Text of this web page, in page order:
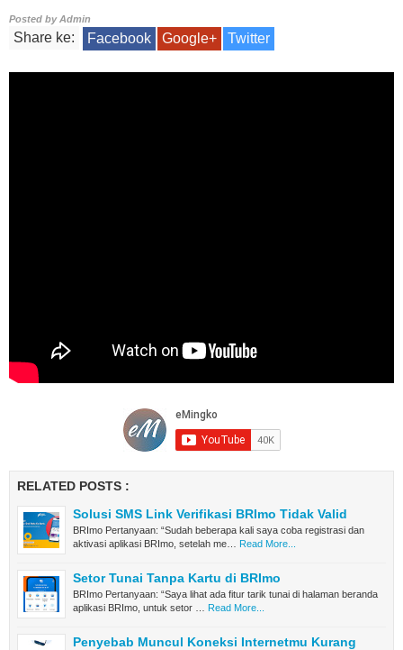
Posted byAdmin
Share ke: Facebook Google+ Twitter
RELATED POSTS :
Solusi SMS Link Verifikasi BRImo Tidak Valid
BRImo Pertanyaan: “Sudah beberapa kali saya coba registrasi dan
aktivasi aplikasi BRImo, setelah me…
Read More...
Setor Tunai Tanpa Kartu di BRImo
BRImo Pertanyaan: “Saya lihat ada fitur tarik tunai di halaman beranda
aplikasi BRImo, untuk setor …
Read More...
Penyebab Muncul Koneksi Internetmu Kurang